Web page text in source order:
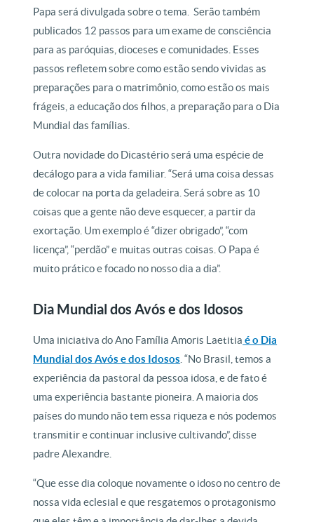
Papa será divulgada sobre o tema. Serão também
publicados 12 passos para um exame de consciência
para as paróquias, dioceses e comunidades. Esses
passos refletem sobre como estão sendo vividas as
preparações para o matrimônio, como estão os mais
frágeis, a educação dos filhos, a preparação para o Dia
Mundial das famílias.
Outra novidade do Dicastério será uma espécie de
decálogo para a vida familiar. “Será uma coisa dessas
de colocar na porta da geladeira. Será sobre as 10
coisas que a gente não deve esquecer, a partir da
exortação. Um exemplo é “dizer obrigado”, “com
licença”, “perdão” e muitas outras coisas. O Papa é
muito prático e focado no nosso dia a dia”.
Dia Mundial dos Avós e dos Idosos
Uma iniciativa do Ano Família Amoris Laetitia é o Dia
Mundial dos Avós e dos Idosos . “No Brasil, temos a
experiência da pastoral da pessoa idosa, e de fato é
uma experiência bastante pioneira. A maioria dos
países do mundo não tem essa riqueza e nós podemos
transmitir e continuar inclusive cultivando”, disse
padre Alexandre.
“Que esse dia coloque novamente o idoso no centro de
nossa vida eclesial e que resgatemos o protagonismo